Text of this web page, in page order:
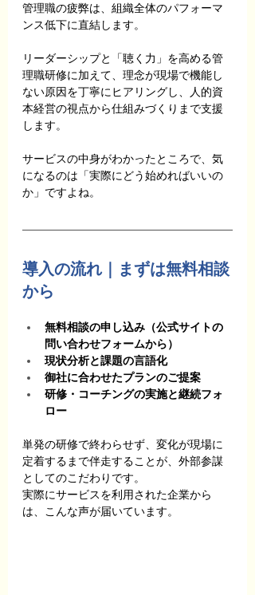
管理職の疲弊は、組織全体のパフォーマ
ンス低下に直結します。
リーダーシップと「聴く力」を高める管
理職研修に加えて、理念が現場で機能し
ない原因を丁寧にヒアリングし、人的資
本経営の視点から仕組みづくりまで支援
します。
サービスの中身がわかったところで、気
になるのは「実際にどう始めればいいの
か」ですよね。
導入の流れ｜まずは無料相談
から
無料相談の申し込み（公式サイトの
問い合わせフォームから）
現状分析と課題の言語化
御社に合わせたプランのご提案
研修・コーチングの実施と継続フォ
ロー
単発の研修で終わらせず、変化が現場に
定着するまで伴走することが、外部参謀
としてのこだわりです。
実際にサービスを利用された企業から
は、こんな声が届いています。